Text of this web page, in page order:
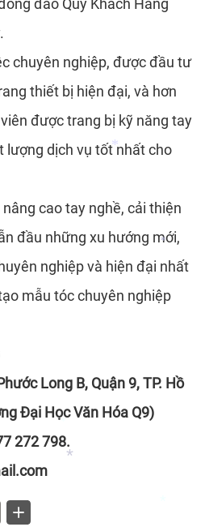
*
đảo Quý Khách Hàng
chuyên nghiệp, được đầu tư
thiết bị hiện đại, và hơn
được trang bị kỹ năng tay
lượng dịch vụ tốt nhất cho
cao tay nghề, cải thiện
đầu những xu hướng mới,
nghiệp và hiện đại nhất
mẫu tóc chuyên nghiệp
Long B, Quận 9, TP. Hồ
Đại Học Văn Hóa Q9)
272 798.